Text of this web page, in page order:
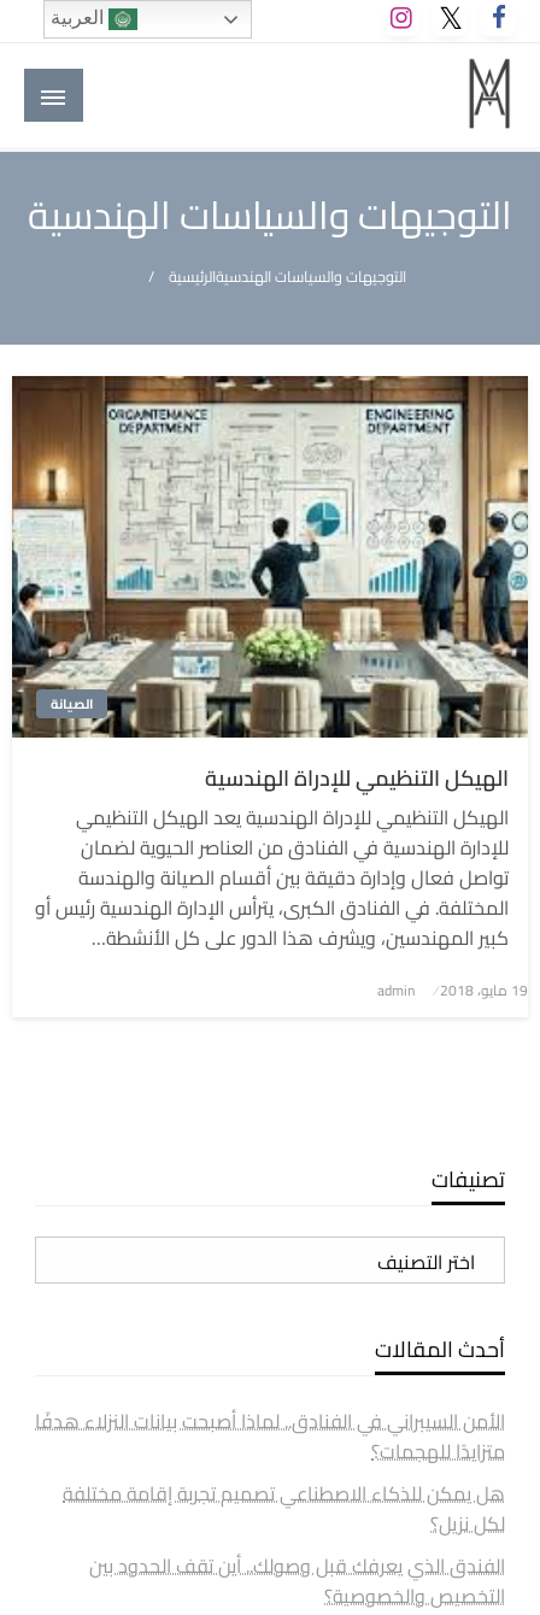
التخطي
إلى
المحتوى
M A hotels | إم ايه هوتيلز
الموقع الأول للعاملين في الفنادق في العالم العربي
التوجيهات والسياسات الهندسية
الرئيسيةالتوجيهات والسياسات الهندسية
الصيانة
الهيكل التنظيمي للإدراة الهندسية
الهيكل التنظيمي للإدراة الهندسية يعد الهيكل التنظيمي
للإدارة الهندسية في الفنادق من العناصر الحيوية لضمان
تواصل فعال وإدارة دقيقة بين أقسام الصيانة والهندسة
المختلفة. في الفنادق الكبرى، يترأس الإدارة الهندسية رئيس أو
كبير المهندسين، ويشرف هذا الدور على كل الأنشطة…
نُشر
19 مايو، 2018 admin
تصنيفات
تصنيفات
أحدث المقالات
الأمن السيبراني في الفنادق.. لماذا أصبحت بيانات النزلاء هدفًا
متزايدًا للهجمات؟
هل يمكن للذكاء الاصطناعي تصميم تجربة إقامة مختلفة
لكل نزيل؟
الفندق الذي يعرفك قبل وصولك.. أين تقف الحدود بين
التخصيص والخصوصية؟
العربية